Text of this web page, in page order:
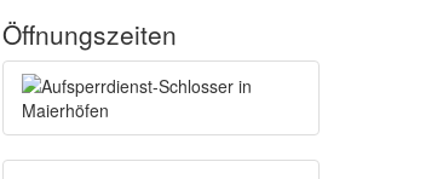
Öffnungszeiten